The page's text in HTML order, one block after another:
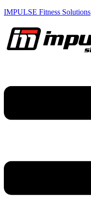
IMPULSE Fitness Solutions